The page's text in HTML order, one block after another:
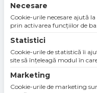
sunt valabile in limita
Necesare
Cookie-urile necesare ajută
prin activarea funcţiilor de
Site-ul nu poate funcţiona
cookie-uri.
Statistici
Cookie-urile de statistică îi
site să înţeleagă modul în
raportarea informaţiilor în
Marketing
Cookie-urile de marketing